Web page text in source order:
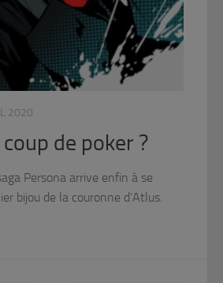
2020
de poker ?
Persona arrive enfin à se
bijou de la couronne d’Atlus.